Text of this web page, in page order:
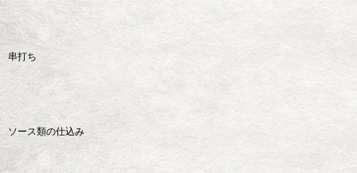
串打ち
ソース類の仕込み